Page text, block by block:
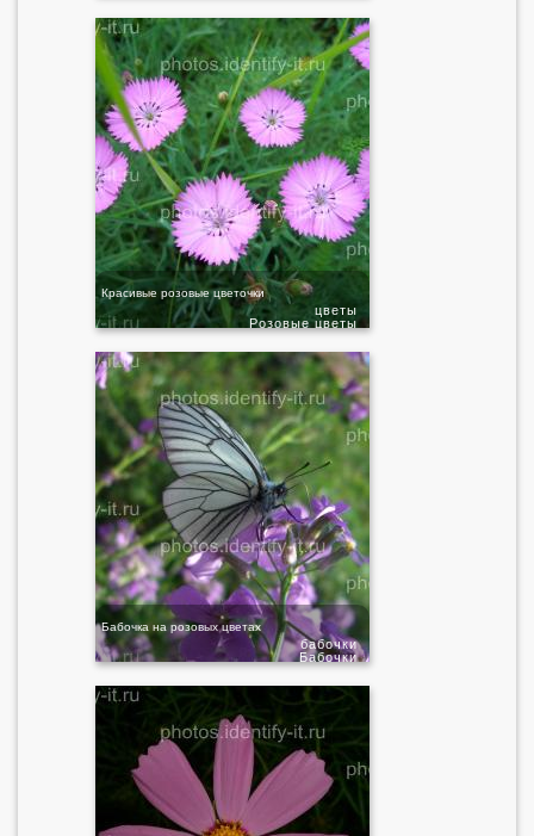
Красивые розовые цветочки
Розовые цветы
цветы
Бабочка на розовых цветах
Бабочки
бабочки